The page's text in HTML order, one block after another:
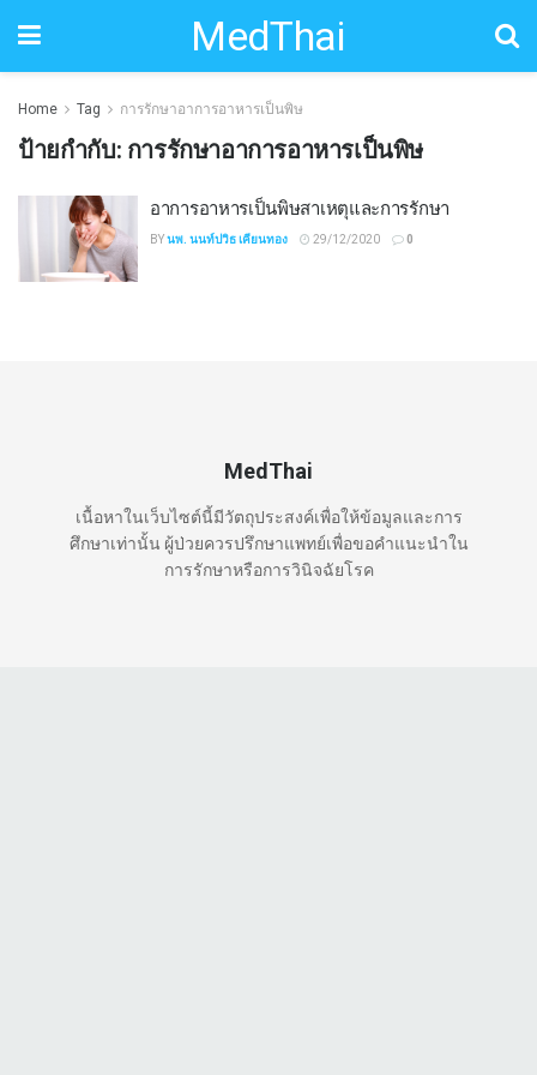
MedThai
Home Tag การรักษาอาการอาหารเป็นพิษ
ป้ายกำกับ: การรักษาอาการอาหารเป็นพิษ
อาการอาหารเป็นพิษสาเหตุและการรักษา
BYนพ. นนท์ปวิธ เคียนทอง 29/12/2020 0
MedThai
เนื้อหาในเว็บไซต์นี้มีวัตถุประสงค์เพื่อให้ข้อมูลและการ
ศึกษาเท่านั้น ผู้ป่วยควรปรึกษาแพทย์เพื่อขอคำแนะนำใน
การรักษาหรือการวินิจฉัยโรค